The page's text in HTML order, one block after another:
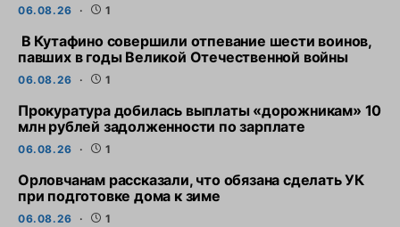
06.08.26 1
В Кутафино совершили отпевание шести воинов,
павших в годы Великой Отечественной войны
06.08.26 1
Прокуратура добилась выплаты «дорожникам» 10
млн рублей задолженности по зарплате
06.08.26 1
Орловчанам рассказали, что обязана сделать УК
при подготовке дома к зиме
06.08.26 1